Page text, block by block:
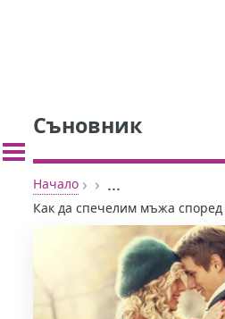
Съновник
Начало › › ...
Как да спечелим мъжа според